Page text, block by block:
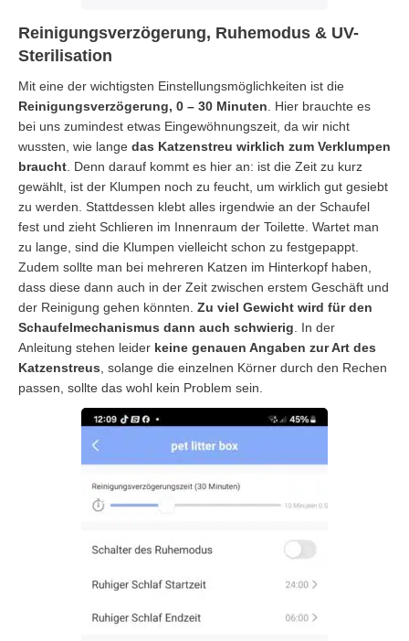
Reinigungsverzögerung, Ruhemodus & UV-
Sterilisation
Mit eine der wichtigsten Einstellungsmöglichkeiten ist die
Reinigungsverzögerung, 0 – 30 Minuten . Hier brauchte es
bei uns zumindest etwas Eingewöhnungszeit, da wir nicht
wussten, wie lange das Katzenstreu wirklich zum Verklumpen
braucht . Denn darauf kommt es hier an: ist die Zeit zu kurz
gewählt, ist der Klumpen noch zu feucht, um wirklich gut gesiebt
zu werden. Stattdessen klebt alles irgendwie an der Schaufel
fest und zieht Schlieren im Innenraum der Toilette. Wartet man
zu lange, sind die Klumpen vielleicht schon zu festgepappt.
Zudem sollte man bei mehreren Katzen im Hinterkopf haben,
dass diese dann auch in der Zeit zwischen erstem Geschäft und
der Reinigung gehen könnten. Zu viel Gewicht wird für den
Schaufelmechanismus dann auch schwierig . In der
Anleitung stehen leider keine genauen Angaben zur Art des
Katzenstreus , solange die einzelnen Körner durch den Rechen
passen, sollte das wohl kein Problem sein.